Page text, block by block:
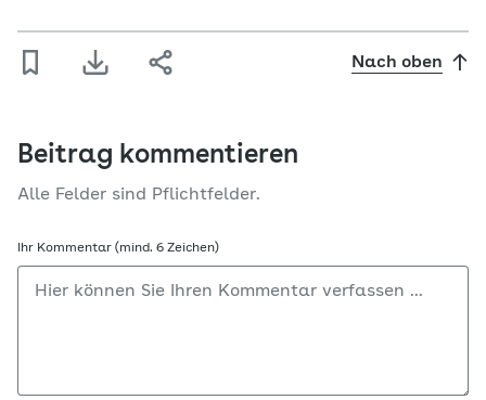
Nach oben
Beitrag kommentieren
Alle Felder sind Pflichtfelder.
Ihr Kommentar (mind. 6 Zeichen)